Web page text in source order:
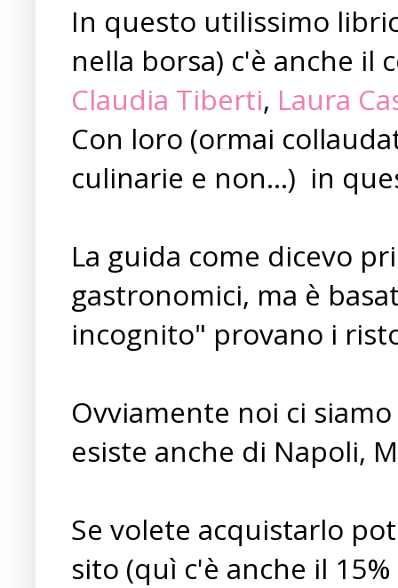
In questo utilissimo
nella borsa) c'è anche
Claudia Tiberti, Laura
Con loro (ormai
culinarie e non...) in
La guida come dicevo
gastronomici, ma è
incognito" provano i
Ovviamente noi ci
esiste anche di Napoli,
Se volete acquistarlo
sito (quì c'è anche il